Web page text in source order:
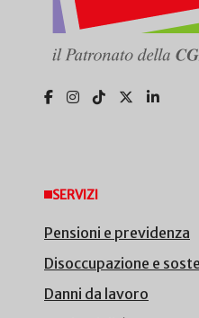
SERVIZI
Pensioni e previdenza
Disoccupazione e
Danni da lavoro